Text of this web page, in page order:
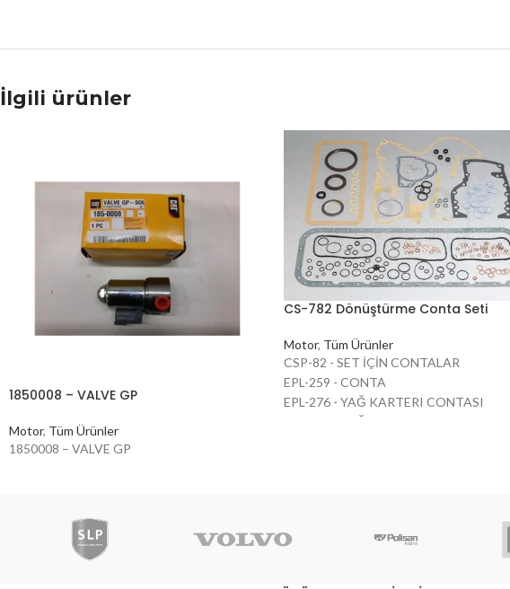
İlgili ürünler
1850008 – VALVE GP
Motor, Tüm Ürünler
1850008 – VALVE GP
CS-782 Dönüştürme Conta Seti
Motor, Tüm Ürünler
CSP-82 - SET İÇİN CONTALAR
EPL-259 - CONTA
EPL-276 - YAĞ KARTERI CONTASI
EPL-607 - YAĞ KARTERI CONTASI
EVF-666 - KEÇE CONTA